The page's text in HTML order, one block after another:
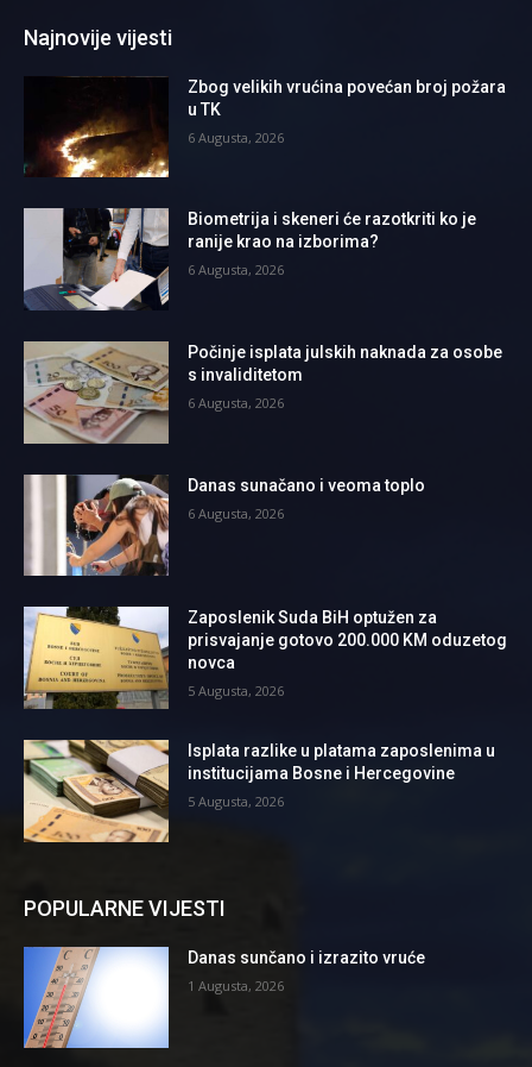
Najnovije vijesti
Zbog velikih vrućina povećan broj požara
u TK
6 Augusta, 2026
Biometrija i skeneri će razotkriti ko je
ranije krao na izborima?
6 Augusta, 2026
Počinje isplata julskih naknada za osobe
s invaliditetom
6 Augusta, 2026
Danas sunačano i veoma toplo
6 Augusta, 2026
Zaposlenik Suda BiH optužen za
prisvajanje gotovo 200.000 KM oduzetog
novca
5 Augusta, 2026
Isplata razlike u platama zaposlenima u
institucijama Bosne i Hercegovine
5 Augusta, 2026
POPULARNE VIJESTI
Danas sunčano i izrazito vruće
1 Augusta, 2026